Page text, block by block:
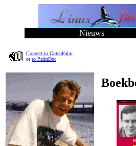
Nieuws
Convert to GutenPalm
orto PalmDoc